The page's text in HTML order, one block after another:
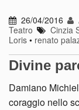
26/04/2016
Teatro
Cinzia
Loris • renato
Divine
Damiano
coraggio nello